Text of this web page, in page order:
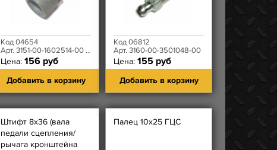
Код 04654
Арт. 3151-00-1602514-00 + 469-1602516 + 469-1602516
Цена: 156 руб
Добавить в корзину
Код 06812
Арт. 3160-00-3501048-00
Цена: 155 руб
Добавить в корзину
Штифт 8х36 (вала
педали сцепления/
рычага кронштейна
Палец 10х25 ГЦС